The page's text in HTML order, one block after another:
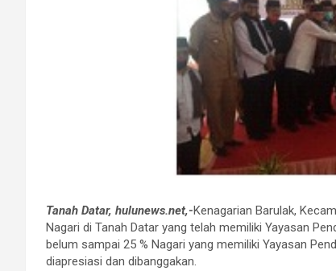
Tanah Datar, hulunews.net,-Kenagarian Barulak,
Nagari di Tanah Datar yang telah memiliki Yayasan
belum sampai 25 % Nagari yang memiliki Yayasan
diapresiasi dan dibanggakan.